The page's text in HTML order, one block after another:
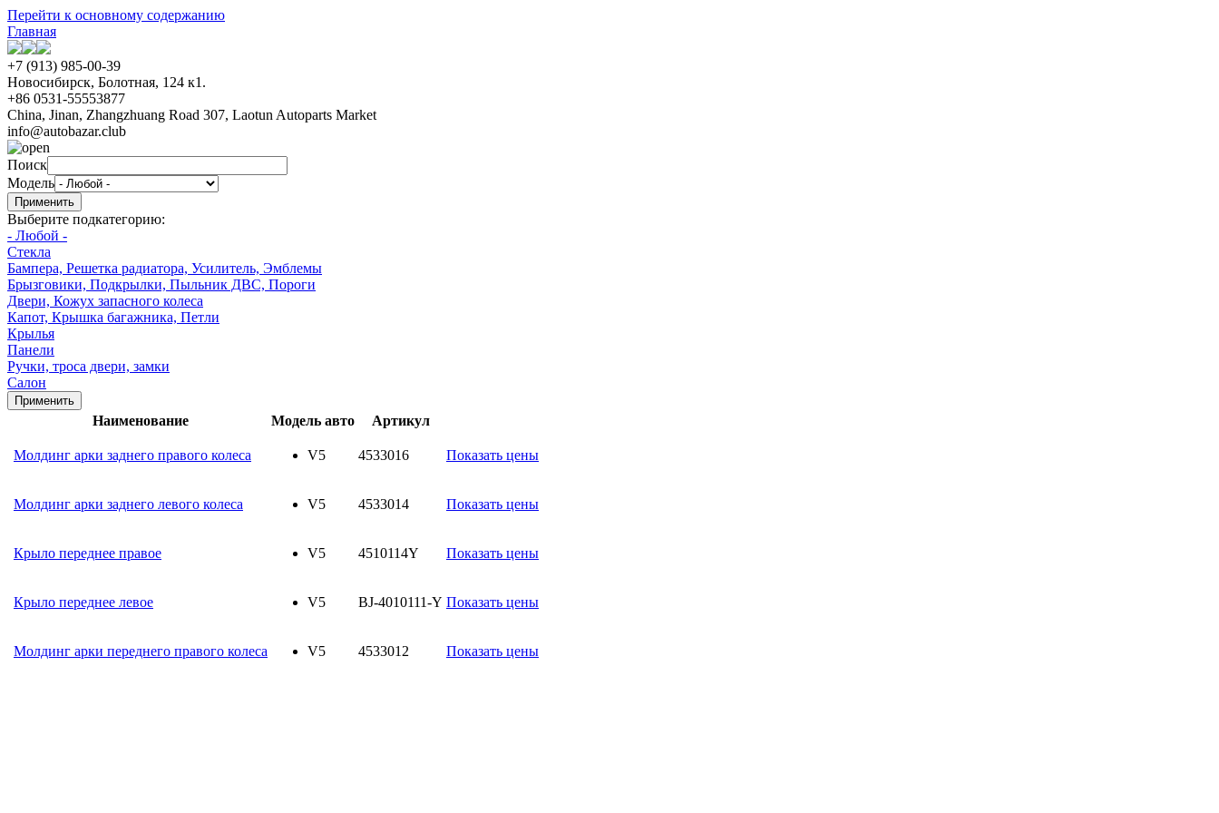
Перейти к основному содержанию
Главная
+7 (913) 985-00-39
Новосибирск, Болотная, 124 к1.
+86 0531-55553877
China, Jinan, Zhangzhuang Road 307, Laotun Autoparts Market
info@autobazar.club
Поиск
Модель
Выберите подкатегорию:
- Любой -
Стекла
Бампера, Решетка радиатора, Усилитель, Эмблемы
Брызговики, Подкрылки, Пыльник ДВС, Пороги
Двери, Кожух запасного колеса
Капот, Крышка багажника, Петли
Крылья
Панели
Ручки, троса двери, замки
Салон
Наименование Модель авто Артикул
Молдинг арки заднего правого колеса V5 4533016 Показать цены
Молдинг арки заднего левого колеса V5 4533014 Показать цены
Крыло переднее правое V5 4510114Y Показать цены
Крыло переднее левое V5 BJ-4010111-Y Показать цены
Молдинг арки переднего правого колеса V5 4533012 Показать цены